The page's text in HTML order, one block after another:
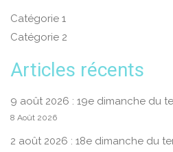
Catégorie 1
Catégorie 2
Articles récents
9 août 2026 : 19e dimanche du
8 Août 2026
2 août 2026 : 18e dimanche du